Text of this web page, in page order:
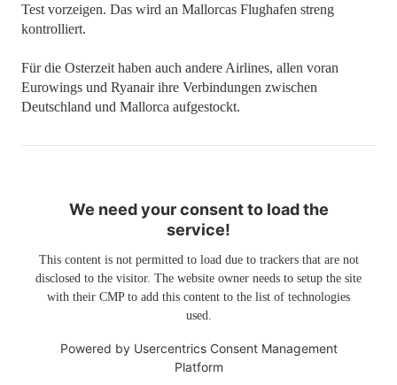
Test vorzeigen. Das wird an Mallorcas Flughafen streng
kontrolliert.
Für die Osterzeit haben auch andere Airlines, allen voran
Eurowings und Ryanair ihre Verbindungen zwischen
Deutschland und Mallorca aufgestockt.
We need your consent to load the
service!
This content is not permitted to load due to trackers that are not
disclosed to the visitor. The website owner needs to setup the site
with their CMP to add this content to the list of technologies
used.
Powered by Usercentrics Consent Management
Platform